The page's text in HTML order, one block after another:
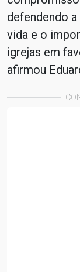
defendendo
vida e o
igrejas em
afirmou